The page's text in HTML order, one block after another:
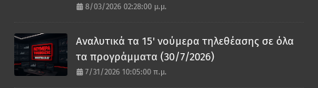
8/03/2026 02:28:00 μ.μ.
Αναλυτικά τα 15' νούμερα τηλεθέασης σε όλα
τα προγράμματα (30/7/2026)
7/31/2026 10:05:00 π.μ.